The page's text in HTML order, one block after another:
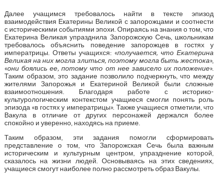
Далее учащимся требовалось найти в тексте эпизод
взаимодействия Екатерины Великой с запорожцами и соотнести
с историческими событиями эпохи. Опираясь на знания о том, что
Екатерина Великая упразднила Запорожскую Сечь, школьникам
требовалось объяснить поведение запорожцев в гостях у
императрицы. Ответы учащихся: «получается, что Екатерина
Великая на них могла злиться, поэтому могла быть жестока»,
«они боялись ее, потому что от нее зависело их положение».
Таким образом, это задание позволило подчеркнуть, что между
жителями Запорожья и Екатериной Великой были сложные
взаимоотношения. Благодаря работе с историко-
культурологическим контекстом учащиеся смогли понять роль
эпизода «в гостях у императрицы». Также учащиеся отметили, что
Вакула в отличие от других персонажей держался более
спокойно и уверенно, находясь на приеме.
Таким образом, эти задания помогли сформировать
представление о том, что Запорожская Сечь была важным
историческим и культурным центром, упразднение которой,
сказалось на жизни людей. Основываясь на этих сведениях,
учащиеся смогут наиболее полно рассмотреть образ Вакулы.